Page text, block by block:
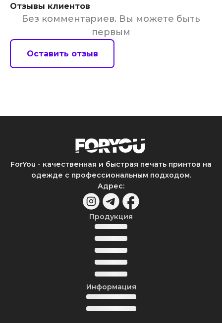
Отзывы клиентов
Без комментариев. Вы можете быть
первым
Оставить отзыв
ForYou - качественная и быстрая печать принтов на
одежде с профессиональным подходом.
Адрес:
Продукция
Информация